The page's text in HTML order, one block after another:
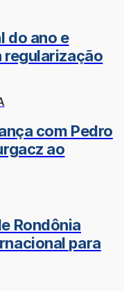
do ano e
regularização
com Pedro
ao
Rondônia
para